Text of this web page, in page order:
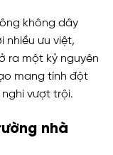
không dây
nhiều ưu việt,
ra một kỷ nguyên
mang tính đột
vượt trội.
nhà